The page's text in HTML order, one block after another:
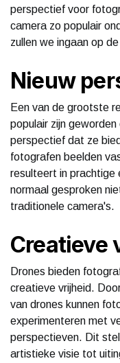
perspectief voor
camera zo populair
zullen we ingaan op
Nieuw
Een van de grootste
populair zijn
perspectief dat ze
fotografen beelden
resulteert in prachtige
normaal gesproken
traditionele camera's.
Creatieve
Drones bieden
creatieve vrijheid.
van drones kunnen
experimenteren met
perspectieven. Dit
artistieke visie tot